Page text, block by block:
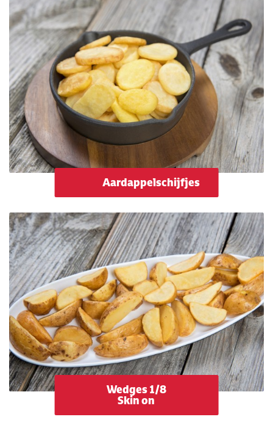
Aardappelschijfjes
Wedges 1/8
Skin on